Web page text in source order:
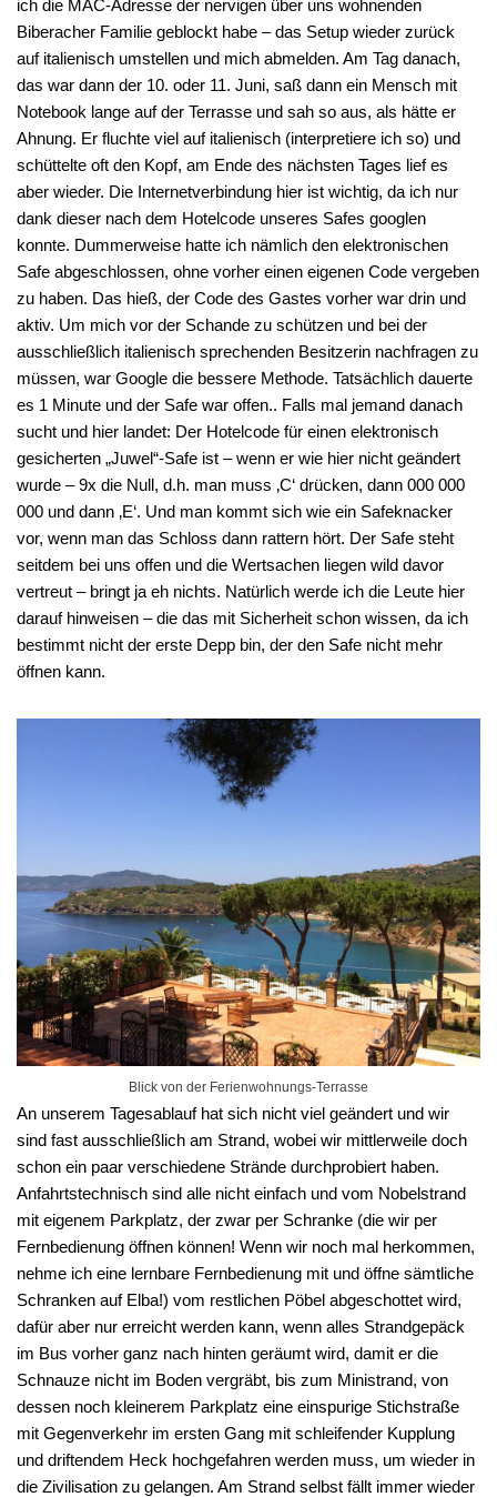
ich die MAC-Adresse der nervigen über uns wohnenden
Biberacher Familie geblockt habe – das Setup wieder zurück
auf italienisch umstellen und mich abmelden. Am Tag danach,
das war dann der 10. oder 11. Juni, saß dann ein Mensch mit
Notebook lange auf der Terrasse und sah so aus, als hätte er
Ahnung. Er fluchte viel auf italienisch (interpretiere ich so) und
schüttelte oft den Kopf, am Ende des nächsten Tages lief es
aber wieder. Die Internetverbindung hier ist wichtig, da ich nur
dank dieser nach dem Hotelcode unseres Safes googlen
konnte. Dummerweise hatte ich nämlich den elektronischen
Safe abgeschlossen, ohne vorher einen eigenen Code vergeben
zu haben. Das hieß, der Code des Gastes vorher war drin und
aktiv. Um mich vor der Schande zu schützen und bei der
ausschließlich italienisch sprechenden Besitzerin nachfragen zu
müssen, war Google die bessere Methode. Tatsächlich dauerte
es 1 Minute und der Safe war offen.. Falls mal jemand danach
sucht und hier landet: Der Hotelcode für einen elektronisch
gesicherten „Juwel“-Safe ist – wenn er wie hier nicht geändert
wurde – 9x die Null, d.h. man muss ‚C‘ drücken, dann 000 000
000 und dann ‚E‘. Und man kommt sich wie ein Safeknacker
vor, wenn man das Schloss dann rattern hört. Der Safe steht
seitdem bei uns offen und die Wertsachen liegen wild davor
vertreut – bringt ja eh nichts. Natürlich werde ich die Leute hier
darauf hinweisen – die das mit Sicherheit schon wissen, da ich
bestimmt nicht der erste Depp bin, der den Safe nicht mehr
öffnen kann.
Blick von der Ferienwohnungs-Terrasse
An unserem Tagesablauf hat sich nicht viel geändert und wir
sind fast ausschließlich am Strand, wobei wir mittlerweile doch
schon ein paar verschiedene Strände durchprobiert haben.
Anfahrtstechnisch sind alle nicht einfach und vom Nobelstrand
mit eigenem Parkplatz, der zwar per Schranke (die wir per
Fernbedienung öffnen können! Wenn wir noch mal herkommen,
nehme ich eine lernbare Fernbedienung mit und öffne sämtliche
Schranken auf Elba!) vom restlichen Pöbel abgeschottet wird,
dafür aber nur erreicht werden kann, wenn alles Strandgepäck
im Bus vorher ganz nach hinten geräumt wird, damit er die
Schnauze nicht im Boden vergräbt, bis zum Ministrand, von
dessen noch kleinerem Parkplatz eine einspurige Stichstraße
mit Gegenverkehr im ersten Gang mit schleifender Kupplung
und driftendem Heck hochgefahren werden muss, um wieder in
die Zivilisation zu gelangen. Am Strand selbst fällt immer wieder